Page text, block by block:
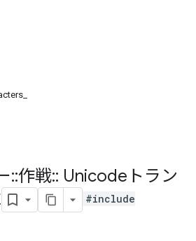
::作戦:: Unicodeトラン
#include